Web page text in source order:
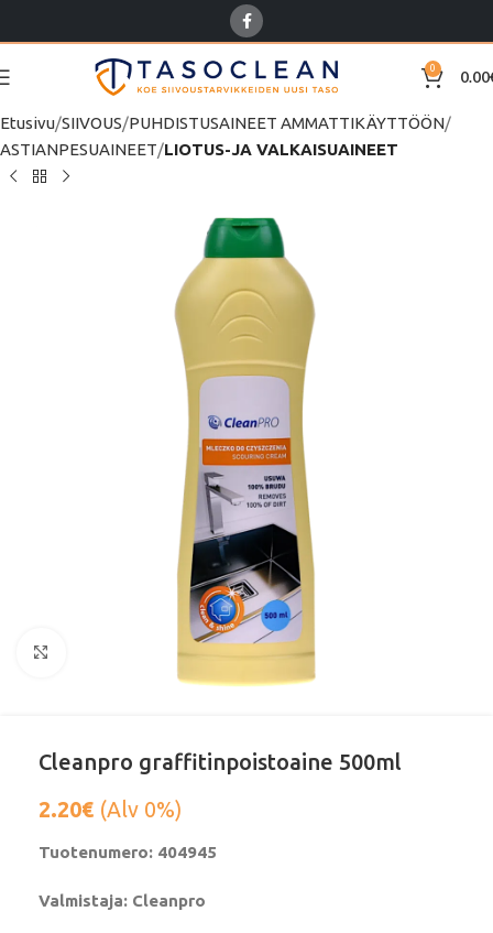
0 0.00
Etusivu SIIVOUS PUHDISTUSAINEET AMMATTIKÄYTTÖÖN
ASTIANPESUAINEET LIOTUS-JA VALKAISUAINEET
Klikkaa suurentaaksesi
Cleanpro graffitinpoistoaine 500ml
2.20€ (Alv 0%)
Tuotenumero: 404945
Valmistaja: Cleanpro